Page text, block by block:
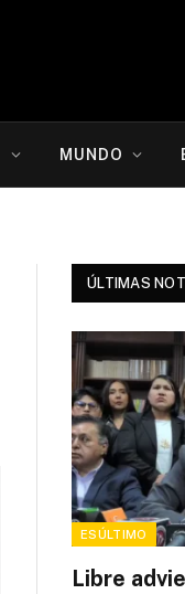
MUNDO
ÚLTIMAS
ESÚLTIMO
Libre